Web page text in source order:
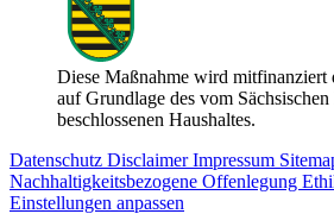
Diese Maßnahme wird mitfinanziert
auf Grundlage des vom
beschlossenen Haushaltes.
Datenschutz DisclaimerImpressum
Nachhaltigkeitsbezogene Offenlegung
Einstellungen anpassen